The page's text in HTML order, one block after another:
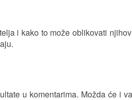
i kako to može oblikovati
u komentarima. Možda će i